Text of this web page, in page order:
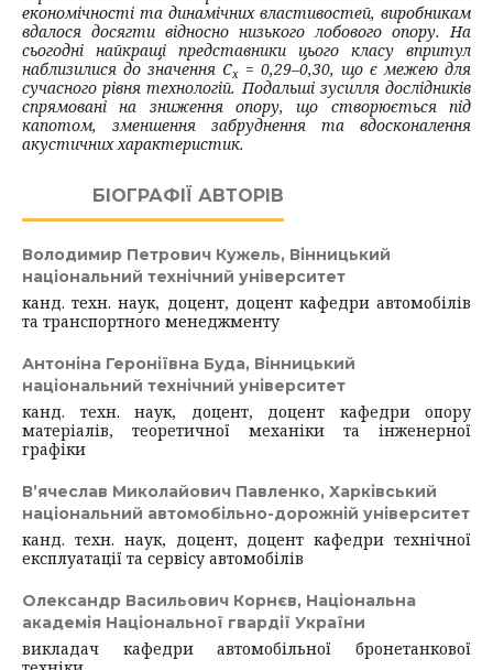
економічності та динамічних властивостей, виробникам
вдалося досягти відносно низького лобового опору. На
сьогодні найкращі представники цього класу впритул
наблизилися до значення Сх = 0,29–0,30, що є межею для
сучасного рівня технологій. Подальші зусилля дослідників
спрямовані на зниження опору, що створюється під
капотом, зменшення забруднення та вдосконалення
акустичних характеристик.
БІОГРАФІЇ АВТОРІВ
Володимир Петрович Кужель, Вінницький
національний технічний університет
канд. техн. наук, доцент, доцент кафедри автомобілів
та транспортного менеджменту
Антоніна Героніївна Буда, Вінницький
національний технічний університет
канд. техн. наук, доцент, доцент кафедри опору
матеріалів, теоретичної механіки та інженерної
графіки
В’ячеслав Миколайович Павленко, Харківський
національний автомобільно-дорожній університет
канд. техн. наук, доцент, доцент кафедри технічної
експлуатації та сервісу автомобілів
Олександр Васильович Корнєв, Національна
академія Національної гвардії України
викладач кафедри автомобільної бронетанкової